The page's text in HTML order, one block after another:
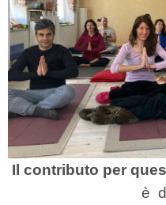
Il contributo per
è